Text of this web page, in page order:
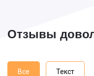
Отзывы
Все Текст